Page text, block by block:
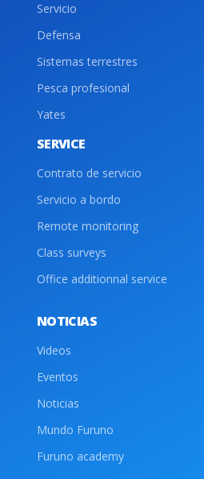
Servicio
Defensa
Sistemas terrestres
Pesca profesional
Yates
SERVICE
Contrato de servicio
Servicio a bordo
Remote monitoring
Class surveys
Office additionnal service
NOTICIAS
Videos
Eventos
Noticias
Mundo Furuno
Furuno academy